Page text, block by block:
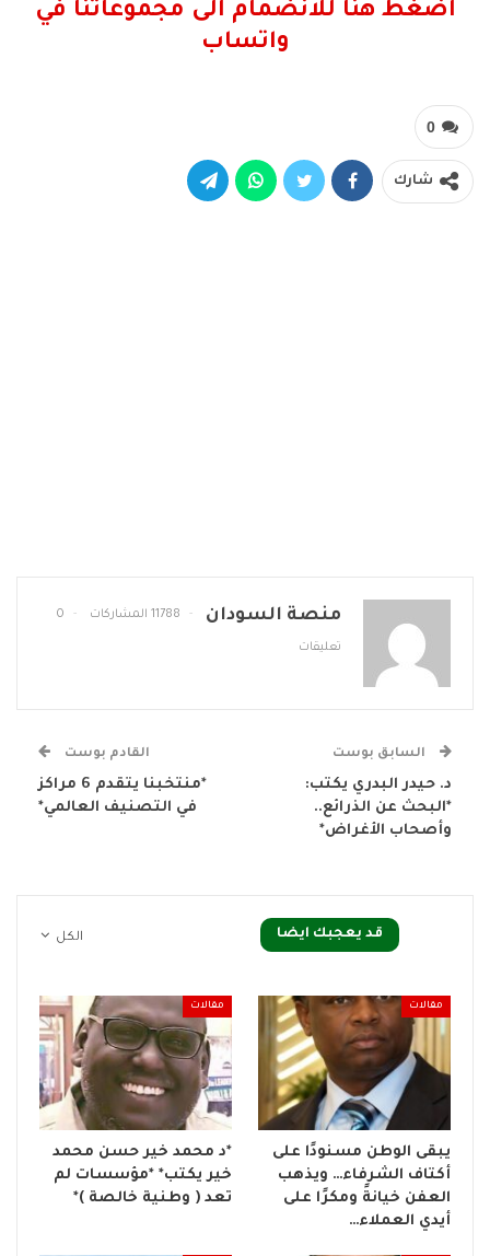
اضغط هنا للانضمام الى مجموعاتنا في
واتساب
0
شارك
منصة السودان 11788 المشاركات 0
تعليقات
السابق بوست
د. حيدر البدري يكتب:
*البحث عن الذرائع..
وأصحاب الأغراض*
القادم بوست
*منتخبنا يتقدم 6 مراكز
في التصنيف العالمي*
الكل قد يعجبك ايضا
مقالات
يبقى الوطن مسنودًا على
أكتاف الشرفاء… ويذهب
العفن خيانةً ومكرًا على
أيدي العملاء…
مقالات
*د محمد خير حسن محمد
خير يكتب* *مؤسسات لم
تعد ( وطنية خالصة )*